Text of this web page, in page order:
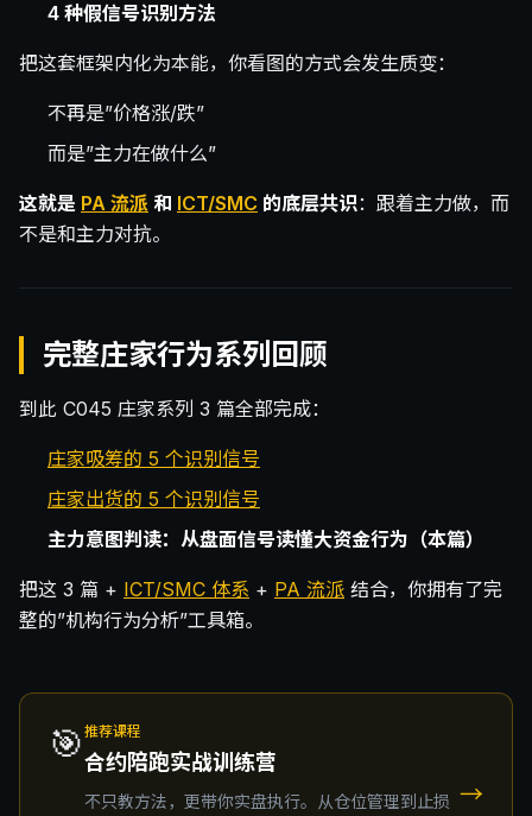
4 种假信号识别方法
把这套框架内化为本能，你看图的方式会发生质变：
不再是”价格涨/跌”
而是”主力在做什么”
这就是 PA 流派 和 ICT/SMC 的底层共识：跟着主力做，而
不是和主力对抗。
完整庄家行为系列回顾
到此 C045 庄家系列 3 篇全部完成：
庄家吸筹的 5 个识别信号
庄家出货的 5 个识别信号
主力意图判读：从盘面信号读懂大资金行为（本篇）
把这 3 篇 + ICT/SMC 体系 + PA 流派 结合，你拥有了完
整的”机构行为分析”工具箱。
🎯 推荐课程
合约陪跑实战训练营
不只教方法，更带你实盘执行。从仓位管理到止损 →